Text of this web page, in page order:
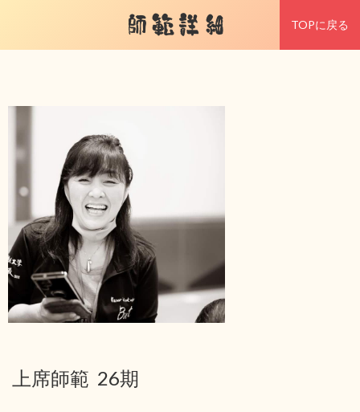
師範詳細 TOPに戻る
上席師範 26期